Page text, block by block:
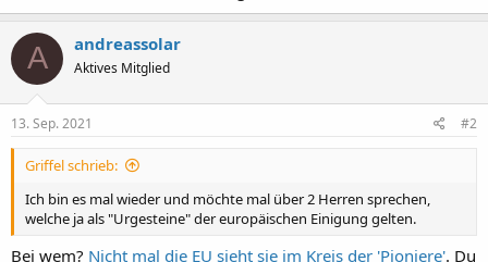
A andreassolar
Aktives Mitglied
13. Sep. 2021 #2
Griffel schrieb:
Ich bin es mal wieder und möchte mal über 2 Herren sprechen,
welche ja als "Urgesteine" der europäischen Einigung gelten.
Bei wem? Nicht mal die EU sieht sie im Kreis der 'Pioniere'. Du